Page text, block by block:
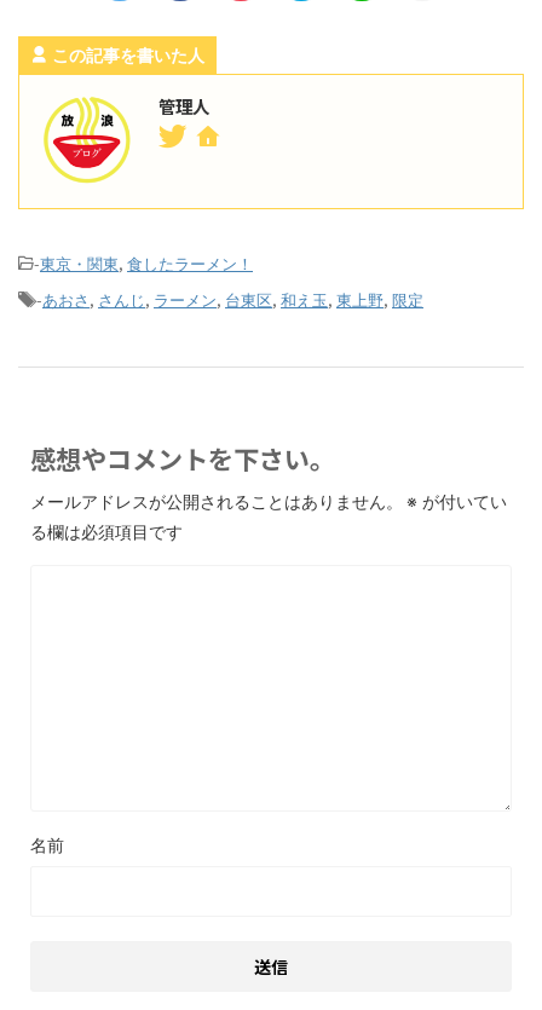
この記事を書いた人
管理人
-東京・関東, 食したラーメン！
-あおさ , さんじ, ラーメン, 台東区, 和え玉, 東上野, 限定
感想やコメントを下さい。
メールアドレスが公開されることはありません。 ※ が付いてい
る欄は必須項目です
名前